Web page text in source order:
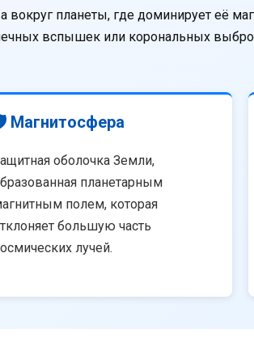
вокруг планеты, где доминирует её
вспышек или корональных
Магнитосфера
оболочка Земли,
планетарным
полем, которая
большую часть
лучей.